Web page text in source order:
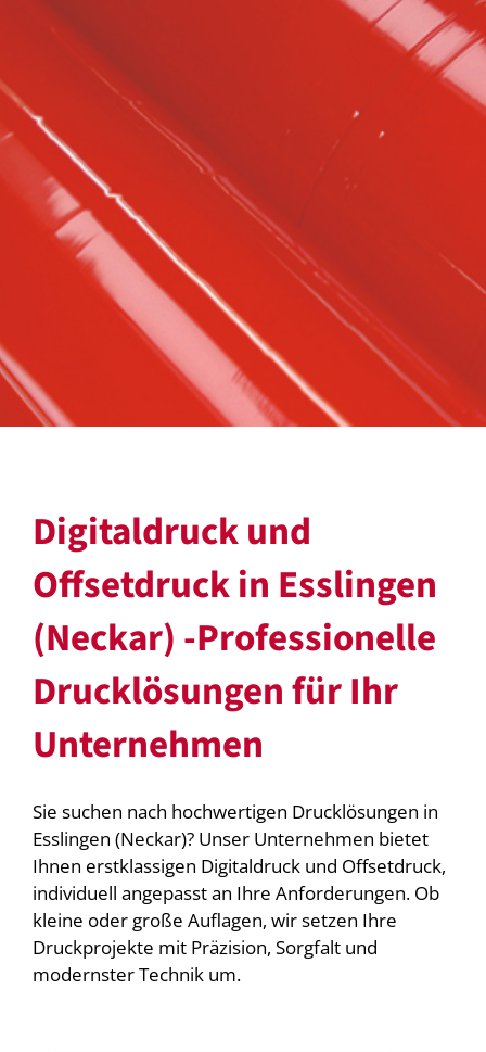
Digitaldruck und
Offsetdruck in Esslingen
(Neckar) -Professionelle
Drucklösungen für Ihr
Unternehmen
Sie suchen nach hochwertigen Drucklösungen in
Esslingen (Neckar)? Unser Unternehmen bietet
Ihnen erstklassigen Digitaldruck und Offsetdruck,
individuell angepasst an Ihre Anforderungen. Ob
kleine oder große Auflagen, wir setzen Ihre
Druckprojekte mit Präzision, Sorgfalt und
modernster Technik um.